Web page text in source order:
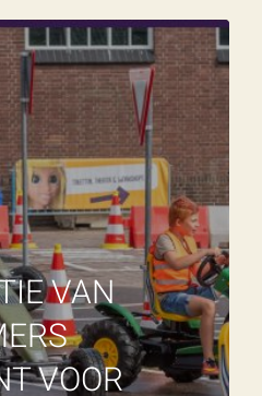
VAN
VOOR